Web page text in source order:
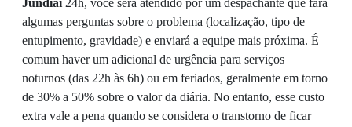
Jundiaí24h, você será atendido por um despachante que fará
algumas perguntas sobre o problema (localização, tipo de
entupimento, gravidade) e enviará a equipe mais próxima. É
comum haver um adicional de urgência para serviços
noturnos (das 22h às 6h) ou em feriados, geralmente em torno
de 30% a 50% sobre o valor da diária. No entanto, esse custo
extra vale a pena quando se considera o transtorno de ficar